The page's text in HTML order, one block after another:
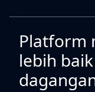
Platform
lebih